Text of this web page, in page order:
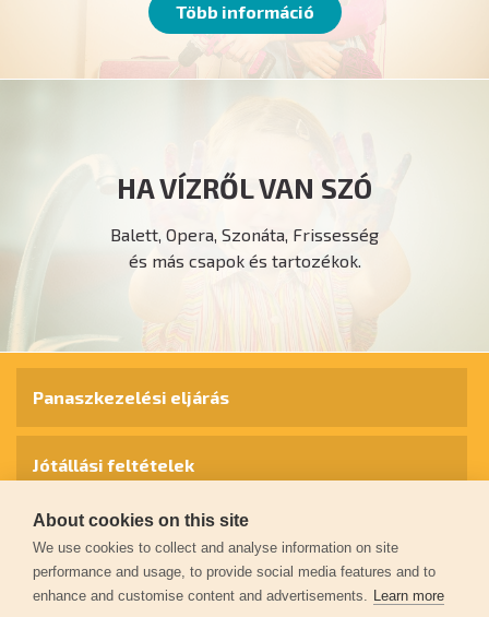
Több információ
HA VÍZRŐL VAN SZÓ
Balett, Opera, Szonáta, Frissesség
és más csapok és tartozékok.
Panaszkezelési eljárás
Jótállási feltételek
Személyes adatok védelme
Kapcsolat
About cookies on this site
We use cookies to collect and analyse information on site
performance and usage, to provide social media features and to
enhance and customise content and advertisements. Learn more